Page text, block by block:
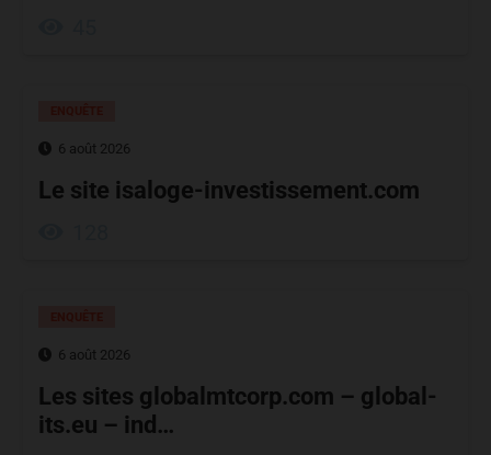
6 août 2026
Le site isaloge-investissement.com
6 août 2026
Les sites globalmtcorp.com – global-
its.eu – ind…